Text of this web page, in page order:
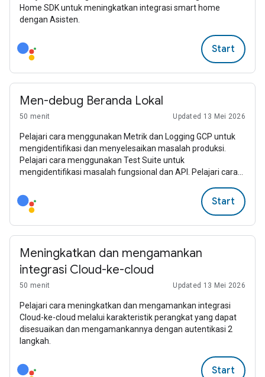
Home SDK untuk meningkatkan integrasi smart home
dengan Asisten.
Start
Men-debug Beranda Lokal
50 menit Updated 13 Mei 2026
Pelajari cara menggunakan Metrik dan Logging GCP untuk
mengidentifikasi dan menyelesaikan masalah produksi.
Pelajari cara menggunakan Test Suite untuk
mengidentifikasi masalah fungsional dan API. Pelajari cara
aplikasi Local Home.
Start
Meningkatkan dan mengamankan
integrasi Cloud-ke-cloud
50 menit Updated 13 Mei 2026
Pelajari cara meningkatkan dan mengamankan integrasi
Cloud-ke-cloud melalui karakteristik perangkat yang dapat
disesuaikan dan mengamankannya dengan autentikasi 2
langkah.
Start